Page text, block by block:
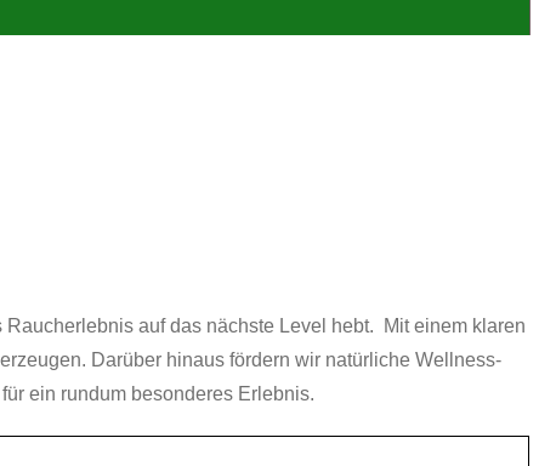
auf das nächste Level hebt. Mit einem klaren
Darüber hinaus fördern wir natürliche Wellness-
ein rundum besonderes Erlebnis.